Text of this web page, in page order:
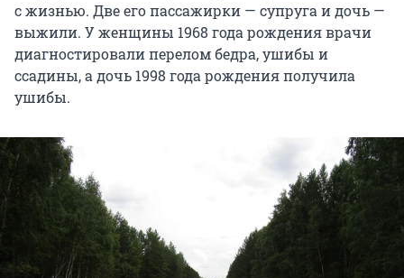
с жизнью. Две его пассажирки — супруга и дочь —
выжили. У женщины 1968 года рождения врачи
диагностировали перелом бедра, ушибы и
ссадины, а дочь 1998 года рождения получила
ушибы.